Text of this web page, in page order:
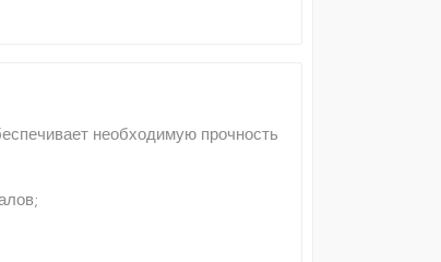
необходимую прочность